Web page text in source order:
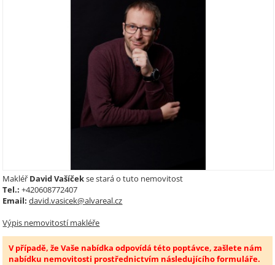
Makléř David Vašíčekse stará o tuto nemovitost
Tel.: +420608772407
Email: david.vasicek@alvareal.cz
Výpis nemovitostí makléře
V případě, že Vaše nabídka odpovídá této poptávce, zašlete nám
nabídku nemovitosti prostřednictvím následujícího formuláře.